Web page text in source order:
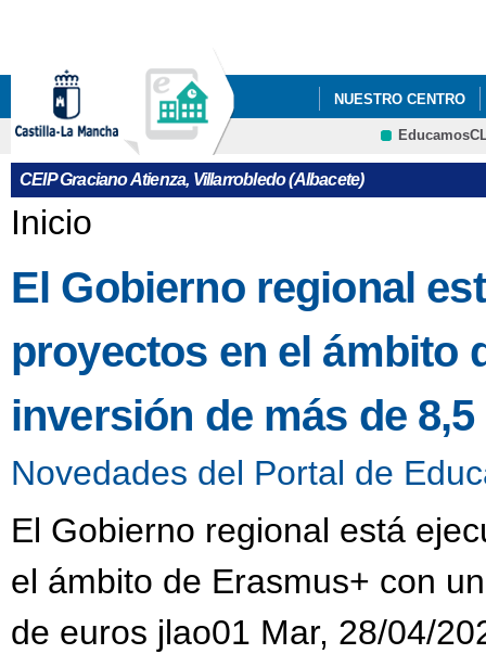
NUESTRO CENTRO
INFÓRMATE AMPA
CEIP Graciano Atienza, Villarrobledo (Albacete)
Se encuentra usted aquí
Inicio
El Gobierno regional
proyectos en el ámbito
inversión de más de
Novedades del Portal de
El Gobierno regional está
el ámbito de Erasmus+ con
de euros jlao01 Mar, 28/04/